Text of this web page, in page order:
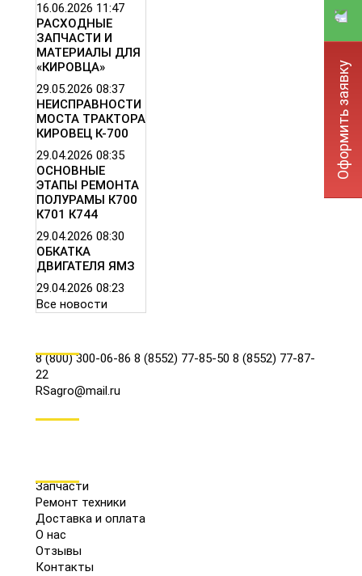
16.06.2026 11:47
РАСХОДНЫЕ
ЗАПЧАСТИ И
МАТЕРИАЛЫ ДЛЯ
«КИРОВЦА»
29.05.2026 08:37
НЕИСПРАВНОСТИ
МОСТА ТРАКТОРА
КИРОВЕЦ К-700
29.04.2026 08:35
ОСНОВНЫЕ
ЭТАПЫ РЕМОНТА
ПОЛУРАМЫ К700
К701 К744
29.04.2026 08:30
ОБКАТКА
ДВИГАТЕЛЯ ЯМЗ
29.04.2026 08:23
Все новости
8 (800) 300-06-86 8 (8552) 77-85-50 8 (8552) 77-87-
22
RSagro@mail.ru
Запчасти
Ремонт техники
Доставка и оплата
О нас
Отзывы
Контакты
Оформить заявку